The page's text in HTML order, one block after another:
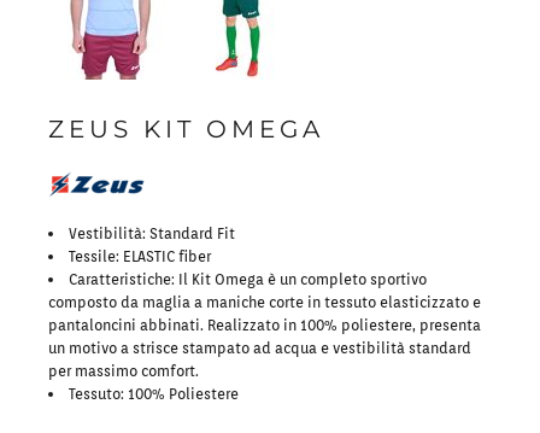
ZEUS KIT OMEGA
Vestibilità: Standard Fit
Tessile: ELASTIC fiber
Caratteristiche: Il Kit Omega è un completo sportivo
composto da maglia a maniche corte in tessuto elasticizzato e
pantaloncini abbinati. Realizzato in 100% poliestere, presenta
un motivo a strisce stampato ad acqua e vestibilità standard
per massimo comfort.
Tessuto: 100% Poliestere